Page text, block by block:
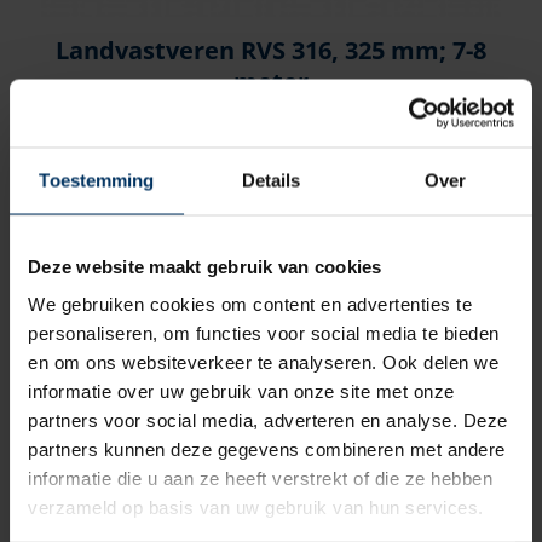
Toestemming Details Over
Deze website maakt gebruik van cookies
We gebruiken cookies om content en advertenties te
personaliseren, om functies voor social media te bieden
en om ons websiteverkeer te analyseren. Ook delen we
informatie over uw gebruik van onze site met onze
partners voor social media, adverteren en analyse. Deze
partners kunnen deze gegevens combineren met andere
informatie die u aan ze heeft verstrekt of die ze hebben
verzameld op basis van uw gebruik van hun services.
Landvastveren RVS 316, 325 mm; 7-8
meter
19,60 incl BTW